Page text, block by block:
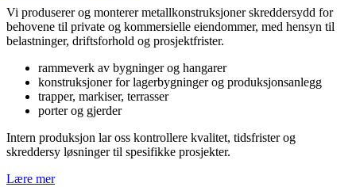
Vi produserer og monterer metallkonstruksjoner skreddersydd for
behovene til private og kommersielle eiendommer, med hensyn til
belastninger, driftsforhold og prosjektfrister.
rammeverk av bygninger og hangarer
konstruksjoner for lagerbygninger og produksjonsanlegg
trapper, markiser, terrasser
porter og gjerder
Intern produksjon lar oss kontrollere kvalitet, tidsfrister og
skreddersy løsninger til spesifikke prosjekter.
Lære mer